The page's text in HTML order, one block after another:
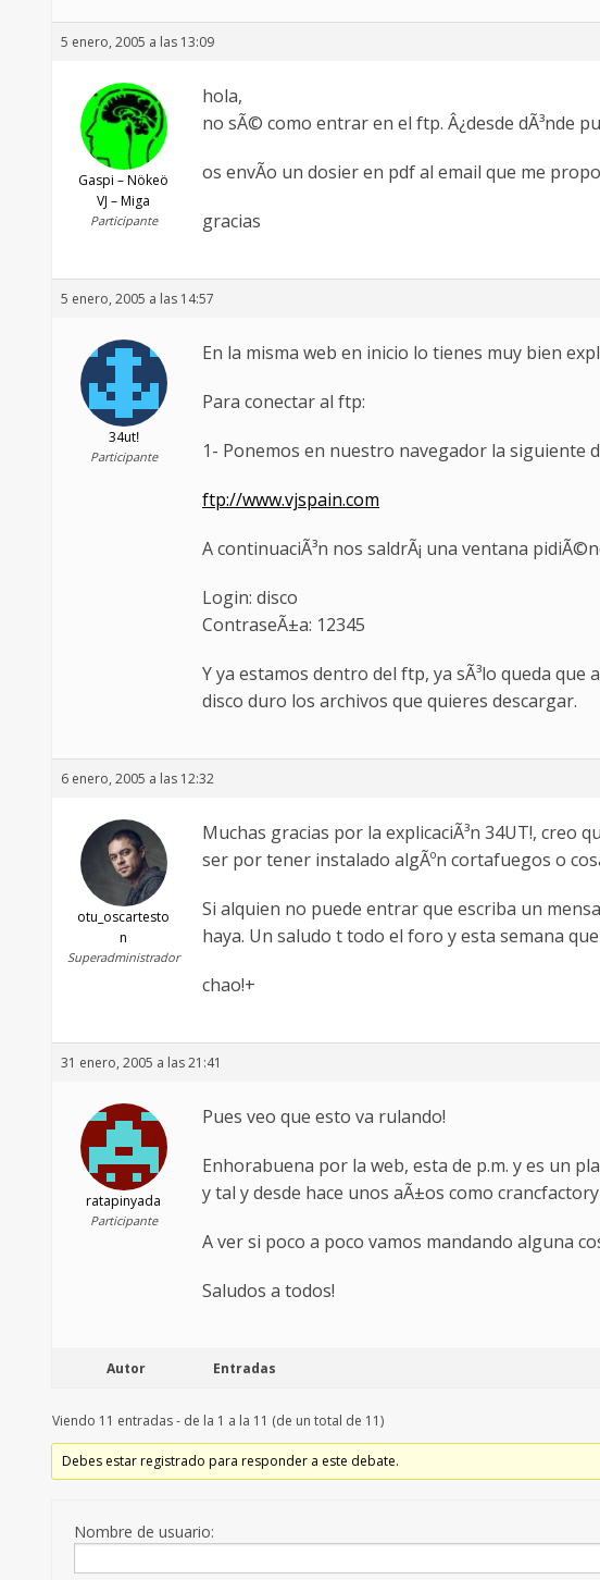
5 enero, 2005 a las 13:09
Gaspi – Nökeö
VJ – Miga
Participante
hola,
no sÃ© como entrar en el ftp. Â¿desde dÃ³nde
os envÃ­o un dosier en pdf al email que me
gracias
5 enero, 2005 a las 14:57
34utǃ
Participante
En la misma web en inicio lo tienes muy bien
Para conectar al ftp:
1- Ponemos en nuestro navegador la siguiente
ftp://www.vjspain.com
A continuaciÃ³n nos saldrÃ¡ una ventana
Login: disco
ContraseÃ±a: 12345
Y ya estamos dentro del ftp, ya sÃ³lo queda
disco duro los archivos que quieres descargar.
6 enero, 2005 a las 12:32
otu_oscartesto
n
Superadministrador
Muchas gracias por la explicaciÃ³n 34UT!,
ser por tener instalado algÃºn cortafuegos o
Si alquien no puede entrar que escriba un
haya. Un saludo t todo el foro y esta semana
chao!+
31 enero, 2005 a las 21:41
ratapinyada
Participante
Pues veo que esto va rulando!
Enhorabuena por la web, esta de p.m. y es un
y tal y desde hace unos aÃ±os como
A ver si poco a poco vamos mandando alguna
Saludos a todos!
Autor Entradas
Viendo 11 entradas - de la 1 a la 11 (de un total de 11)
Debes estar registrado para responder a este debate.
Nombre de usuario: